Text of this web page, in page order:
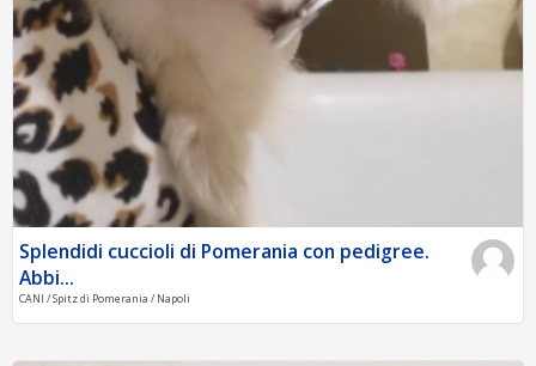
Splendidi cuccioli di Pomerania con pedigree.
Abbi...
CANI / Spitz di Pomerania / Napoli